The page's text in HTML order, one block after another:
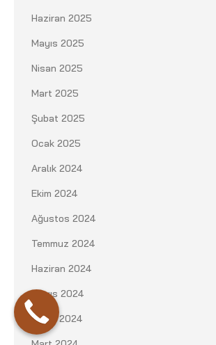
Haziran 2025
Mayıs 2025
Nisan 2025
Mart 2025
Şubat 2025
Ocak 2025
Aralık 2024
Ekim 2024
Ağustos 2024
Temmuz 2024
Haziran 2024
Mayıs 2024
Nisan 2024